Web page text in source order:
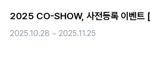
2025 CO-SHOW, 사전등록 이벤트
2025.10.28 ~ 2025.11.25